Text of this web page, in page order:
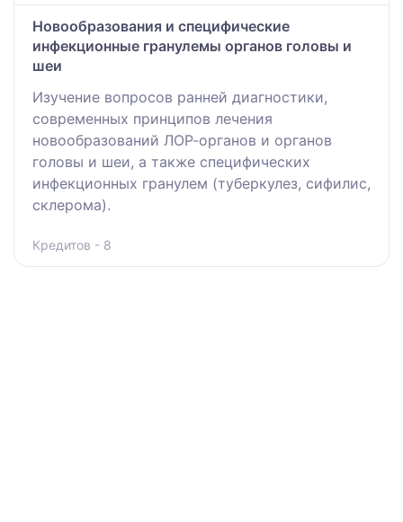
Новообразования и специфические
инфекционные гранулемы органов головы и
шеи
Изучение вопросов ранней диагностики,
современных принципов лечения
новообразований ЛОР-органов и органов
головы и шеи, а также специфических
инфекционных гранулем (туберкулез, сифилис,
склерома).
Кредитов - 8